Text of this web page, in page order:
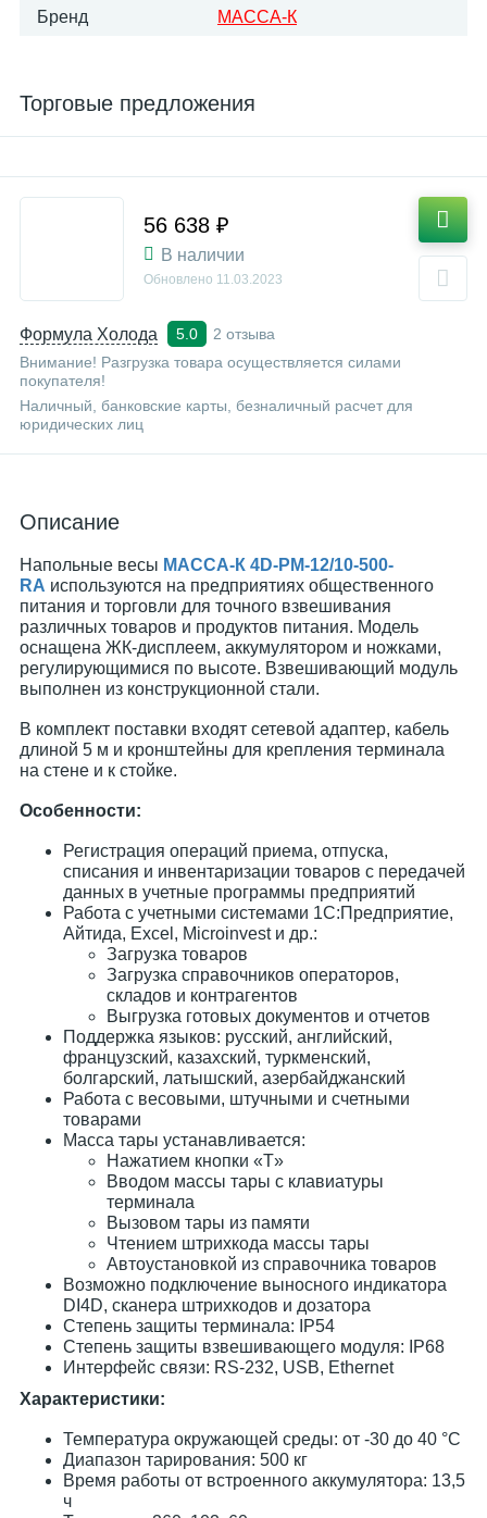
Бренд МАССА-К
Торговые предложения
Формула Холода 5.0
2 отзыва
Внимание! Разгрузка товара осуществляется силами
покупателя!
Наличный, банковские карты, безналичный расчет для
юридических лиц
56 638 ₽
В наличии
Обновлено 11.03.2023
Описание
Напольные весы МАССА-К 4D-PM-12/10-500-
RA используются на предприятиях общественного
питания и торговли для точного взвешивания
различных товаров и продуктов питания. Модель
оснащена ЖК-дисплеем, аккумулятором и ножками,
регулирующимися по высоте. Взвешивающий модуль
выполнен из конструкционной стали.
В комплект поставки входят сетевой адаптер, кабель
длиной 5 м и кронштейны для крепления терминала
на стене и к стойке.
Особенности:
Регистрация операций приема, отпуска,
списания и инвентаризации товаров с передачей
данных в учетные программы предприятий
Работа с учетными системами 1С:Предприятие,
Айтида, Excel, Microinvest и др.:
Загрузка товаров
Загрузка справочников операторов,
складов и контрагентов
Выгрузка готовых документов и отчетов
Поддержка языков: русский, английский,
французский, казахский, туркменский,
болгарский, латышский, азербайджанский
Работа с весовыми, штучными и счетными
товарами
Масса тары устанавливается:
Нажатием кнопки «T»
Вводом массы тары с клавиатуры
терминала
Вызовом тары из памяти
Чтением штрихкода массы тары
Автоустановкой из справочника товаров
Возможно подключение выносного индикатора
DI4D, сканера штрихкодов и дозатора
Степень защиты терминала: IP54
Степень защиты взвешивающего модуля: IP68
Интерфейс связи: RS-232, USB, Ethernet
Характеристики:
Температура окружающей среды: от -30 до 40 °С
Диапазон тарирования: 500 кг
Время работы от встроенного аккумулятора: 13,5
ч